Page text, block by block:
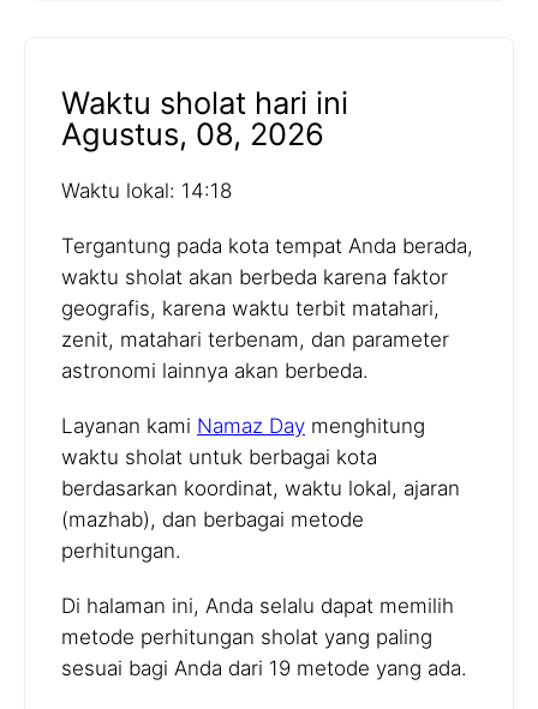
Waktu sholat hari ini
Agustus, 08, 2026
Waktu lokal: 14:18
Tergantung pada kota tempat Anda berada,
waktu sholat akan berbeda karena faktor
geografis, karena waktu terbit matahari,
zenit, matahari terbenam, dan parameter
astronomi lainnya akan berbeda.
Layanan kami Namaz Day menghitung
waktu sholat untuk berbagai kota
berdasarkan koordinat, waktu lokal, ajaran
(mazhab), dan berbagai metode
perhitungan.
Di halaman ini, Anda selalu dapat memilih
metode perhitungan sholat yang paling
sesuai bagi Anda dari 19 metode yang ada.